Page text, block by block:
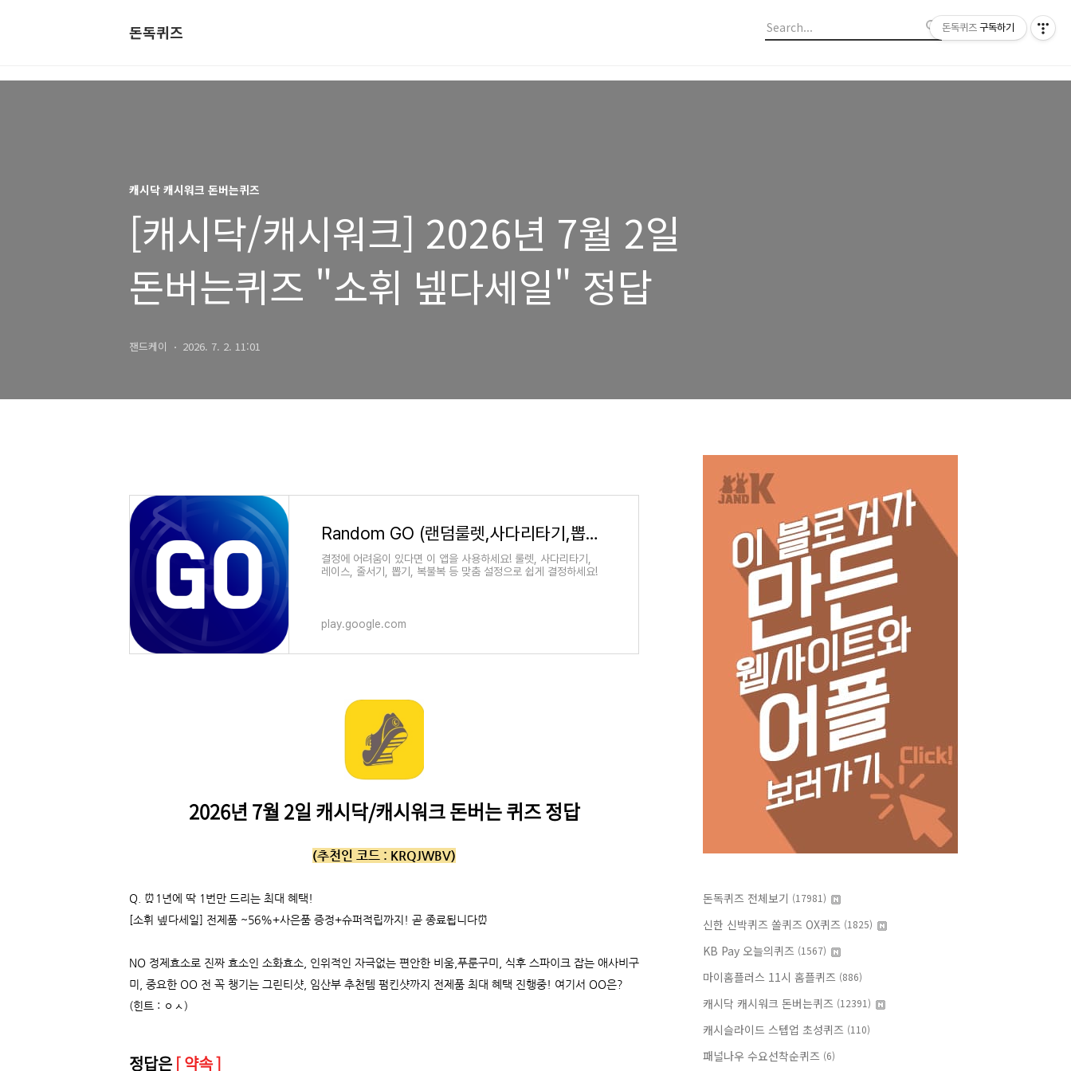
돈독퀴즈
캐시닥 캐시워크 돈버는퀴즈
[캐시닥/캐시워크] 2026년 7월 2일
돈버는퀴즈 "소휘 넾다세일" 정답
잰드케이 2026. 7. 2. 11:01
Random GO (랜덤룰렛,사다리타기,뽑기,복불복) - Google Play 앱
결정에 어려움이 있다면 이 앱을 사용하세요! 룰렛, 사다리타기,
레이스, 줄서기, 뽑기, 복불복 등 맞춤 설정으로 쉽게 결정하세요!
play.google.com
2026년 7월 2일 캐시닥/캐시워크 돈버는 퀴즈 정답
(추천인 코드 : KRQJWBV)
Q. ⏰1년에 딱 1번만 드리는 최대 혜택!
[소휘 넾다세일] 전제품 ~56%+사은품 증정+슈퍼적립까지! 곧 종료됩니다⏰
NO 정제효소로 진짜 효소인 소화효소, 인위적인 자극없는 편안한 비움,푸룬구미, 식후 스파이크 잡는 애사비구
미, 중요한 OO 전 꼭 챙기는 그린티샷, 임산부 추천템 펌킨샷까지 전제품 최대 혜택 진행중! 여기서 OO은?
(힌트 : ㅇㅅ)
정답은 [ 약속 ]
돈독퀴즈 전체보기 (17981)
신한 신박퀴즈 쏠퀴즈 OX퀴즈 (1825)
KB Pay 오늘의퀴즈 (1567)
마이홈플러스 11시 홈플퀴즈 (886)
캐시닥 캐시워크 돈버는퀴즈 (12391)
캐시슬라이드 스텝업 초성퀴즈 (110)
패널나우 수요선착순퀴즈 (6)
돈독퀴즈 구독하기